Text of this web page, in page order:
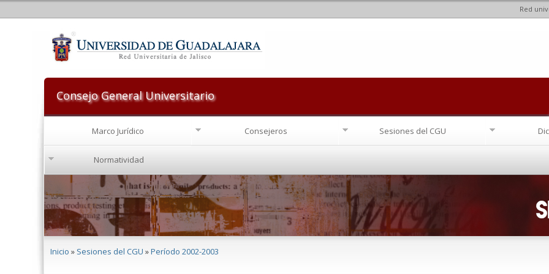
Red
Consejo General Universitario
Marco Jurídico Consejeros Sesiones del CGU
Normatividad
Inicio » Sesiones del CGU »Período 2002-2003